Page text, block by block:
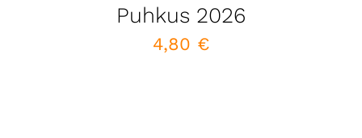
Puhkus 2026
4,80 €